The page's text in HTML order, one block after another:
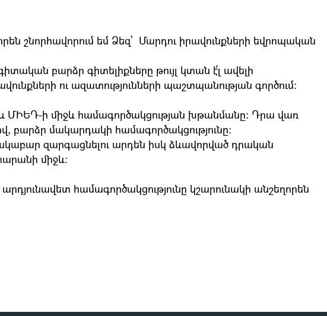
եմ Ձեզ՝ Մարդու իրավունքների եվրոպական
բարձր գիտելիքները թույլ կտան է՛լ ավելի
ու ազատությունների պաշտպանության գործում։
ի միջև համագործակցության խթանմանը։ Դրա վառ
մակարդակի համագործակցությունը։
զարգացնելու արդեն իսկ ձևավորված դրական
միջև։
համագործակցությունը կշարունակի անշեղորեն